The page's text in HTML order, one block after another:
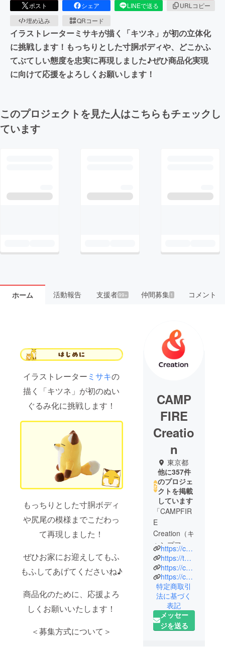
ポスト シェア LINEで送る
URLコピー
埋め込み
QRコード
イラストレーターミサキが描く「キツネ」が初の立体化
に挑戦します！もっちりとした寸胴ボディや、どこかふ
てぶてしい態度を忠実に再現しました♪ぜひ商品化実現
に向けて応援をよろしくお願いします！
このプロジェクトを見た人はこちらもチェックし
ています
ホーム 活動報告 支援者99+ 仲間募集 1 コメント
イラストレーター ミサキの
描く「キツネ」が初のぬい
ぐるみ化に挑戦します！
もっちりとした寸胴ボディ
や尻尾の模様までこだわっ
て再現しました！
ぜひお家にお迎えしてもふ
もふしてあげてくださいね♪
商品化のために、応援よろ
しくお願いいたします！
＜募集方式について＞
CAMP
FIRE
Creatio
n
東京都
他に357件
のプロジェ
クトを掲載
しています
「CAMPFIR
E
Creation（キ
ャンプファ
イヤー クリ
エーショ
ン）」は、
株式会社
CAMPFIRE
の商品企画
チームで
す。
https://camp-fire.jp/creation
https://twitter.com/CF_Creation
https://camp-fire.jp/privacy
https://camp-fire.jp/inquiries
特定商取引
法に基づく
表記
メッセー
ジを送る